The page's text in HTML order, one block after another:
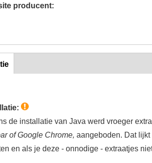
producent:
de installatie van Java werd vroeger
of Google Chrome,aangeboden. Dat
en als je deze - onnodige - extraatjes